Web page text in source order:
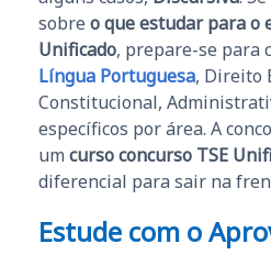
sobre o que estudar para o
Unificado, prepare-se para
Língua Portuguesa, Direito
Constitucional,
específicos por área. A
um curso concurso TSE
diferencial para sair na
Estude com o